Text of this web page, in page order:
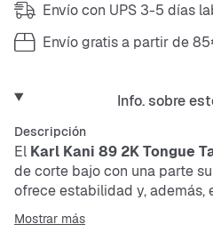
Envío con UPS 3-5 días
Envío gratis a partir de
Info. sobre
Descripción
El Karl Kani 89 2K Tongue
de corte bajo con una parte
ofrece estabilidad y, además,
cuidar. Lo que más destaca es
lengüeta. Perfecta para tu
Mostrar más